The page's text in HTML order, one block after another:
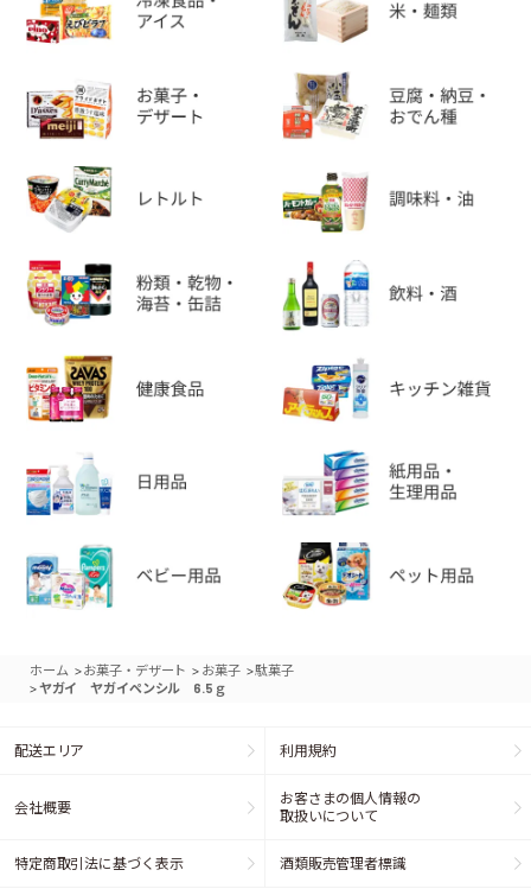
ホーム >お菓子・デザート > お菓子 >駄菓子
>ヤガイ ヤガイペンシル 6.5ｇ
配送エリア 利用規約
会社概要
お客さまの個人情報の
取扱いについて
特定商取引法に基づく表示 酒類販売管理者標識